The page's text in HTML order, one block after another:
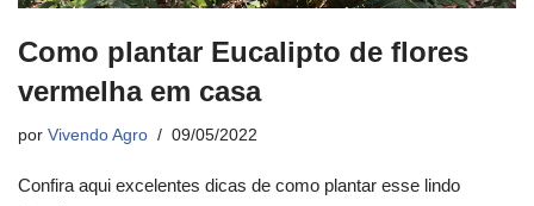
Como plantar Eucalipto de flores
vermelha em casa
por Vivendo Agro 09/05/2022
Confira aqui excelentes dicas de como plantar esse lindo